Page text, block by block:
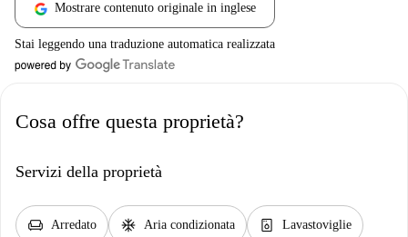
Mostrare contenuto originale in inglese
Stai leggendo una traduzione automatica realizzata
Cosa offre questa proprietà?
Servizi della proprietà
chair Arredato ac_unit Aria condizionata dishwasher_gen Lavastoviglie